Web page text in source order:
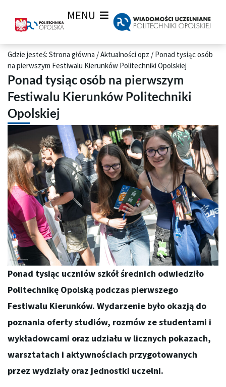
MENU
Gdzie jesteś: Strona główna /Aktualności opz / Ponad tysiąc osób
na pierwszym Festiwalu Kierunków Politechniki Opolskiej
Ponad tysiąc osób na pierwszym
Festiwalu Kierunków Politechniki
Opolskiej
Ponad tysiąc uczniów szkół średnich odwiedziło
Politechnikę Opolską podczas pierwszego
Festiwalu Kierunków. Wydarzenie było okazją do
poznania oferty studiów, rozmów ze studentami i
wykładowcami oraz udziału w licznych pokazach,
warsztatach i aktywnościach przygotowanych
przez wydziały oraz jednostki uczelni.